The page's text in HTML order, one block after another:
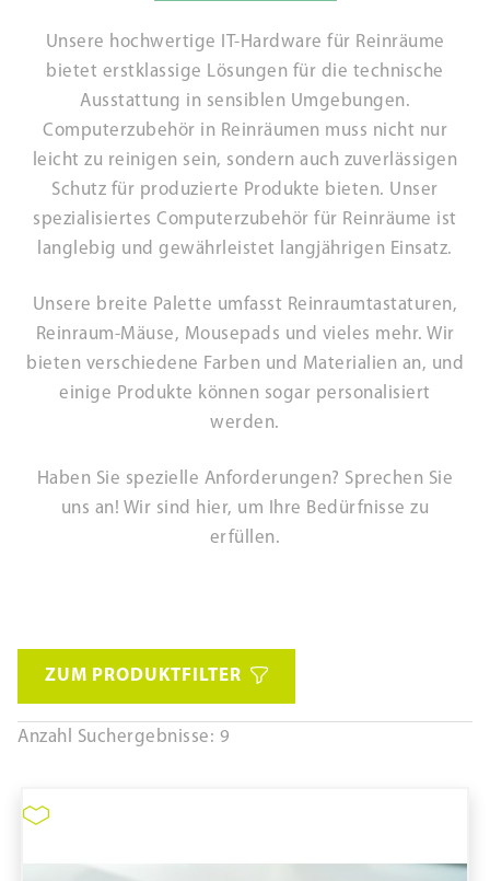
Unsere hochwertige IT-Hardware für Reinräume
bietet erstklassige Lösungen für die technische
Ausstattung in sensiblen Umgebungen.
Computerzubehör in Reinräumen muss nicht nur
leicht zu reinigen sein, sondern auch zuverlässigen
Schutz für produzierte Produkte bieten. Unser
spezialisiertes Computerzubehör für Reinräume ist
langlebig und gewährleistet langjährigen Einsatz.
Unsere breite Palette umfasst Reinraumtastaturen,
Reinraum-Mäuse, Mousepads und vieles mehr. Wir
bieten verschiedene Farben und Materialien an, und
einige Produkte können sogar personalisiert
werden.
Haben Sie spezielle Anforderungen? Sprechen Sie
uns an! Wir sind hier, um Ihre Bedürfnisse zu
erfüllen.
ZUM PRODUKTFILTER
Anzahl Suchergebnisse: 9